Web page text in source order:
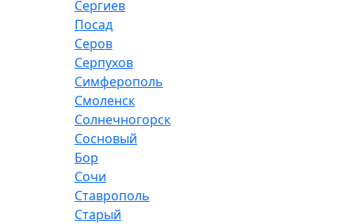
Сергиев
Посад
Серов
Серпухов
Симферополь
Смоленск
Солнечногорск
Сосновый
Бор
Сочи
Ставрополь
Старый